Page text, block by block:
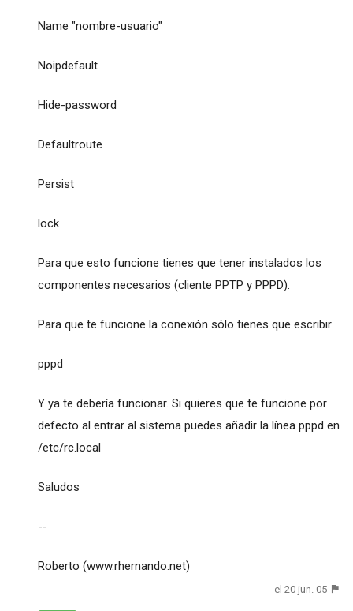
Name "nombre-usuario"
Noipdefault
Hide-password
Defaultroute
Persist
lock
Para que esto funcione tienes que tener instalados los
componentes necesarios (cliente PPTP y PPPD).
Para que te funcione la conexión sólo tienes que escribir
pppd
Y ya te debería funcionar. Si quieres que te funcione por
defecto al entrar al sistema puedes añadir la línea pppd en
/etc/rc.local
Saludos
--
Roberto (www.rhernando.net)
el 20 jun. 05